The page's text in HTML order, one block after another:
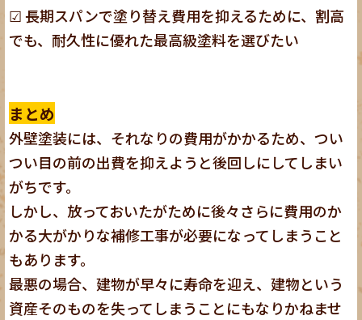
☑ 長期スパンで塗り替え費用を抑えるために、割高
でも、耐久性に優れた最高級塗料を選びたい
まとめ
外壁塗装には、それなりの費用がかかるため、つい
つい目の前の出費を抑えようと後回しにしてしまい
がちです。
しかし、放っておいたがために後々さらに費用のか
かる大がかりな補修工事が必要になってしまうこと
もあります。
最悪の場合、建物が早々に寿命を迎え、建物という
資産そのものを失ってしまうことにもなりかねませ